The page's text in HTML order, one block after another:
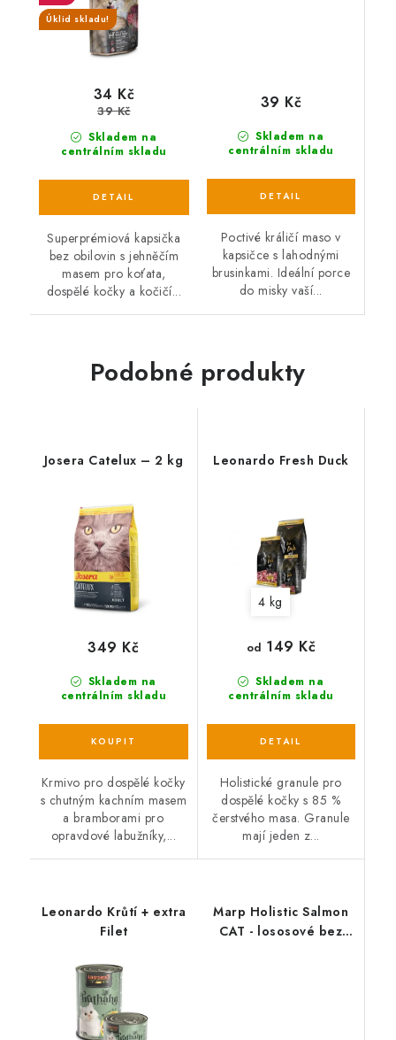
Úklid skladu!
Skladem na
centrálním skladu
34 Kč
39 Kč
Superprémiová kapsička
bez obilovin s jehněčím
masem pro koťata,
dospělé kočky a kočičí...
Skladem na
centrálním skladu
39 Kč
Poctivé králičí maso v
kapsičce s lahodnými
brusinkami. Ideální porce
do misky vaší...
Podobné produkty
Josera Catelux – 2 kg
Skladem na
centrálním skladu
349 Kč
Krmivo pro dospělé kočky
s chutným kachním masem
a bramborami pro
opravdové labužníky,...
Leonardo Fresh Duck
4 kg
Skladem na
centrálním skladu
od 149 Kč
Holistické granule pro
dospělé kočky s 85 %
čerstvého masa. Granule
mají jeden z...
Leonardo Krůtí + extra
Filet
Marp Holistic Salmon
CAT - lososové bez